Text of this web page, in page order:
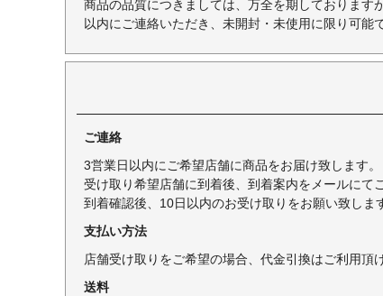
商品の品質につきましては、万全を期しております
以内にご連絡いただき、未開封・未使用に限り可能
ご連絡
3営業日以内にご希望店舗に商品をお届け致します。
受け取り希望店舗に到着後、到着案内をメールにて
到着確認後、10日以内のお受け取りをお願い致しま
支払い方法
店舗受け取りをご希望の場合、代金引換はご利用頂
送料